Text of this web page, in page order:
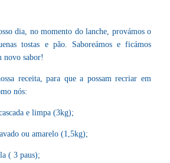
dia, no momento do lanche, provámos o
tostas e pão. Saboreámos e ficámos
novo sabor!
receita, para que a possam recriar em
nós:
e limpa (3kg);
ou amarelo (1,5kg);
( 3 paus);